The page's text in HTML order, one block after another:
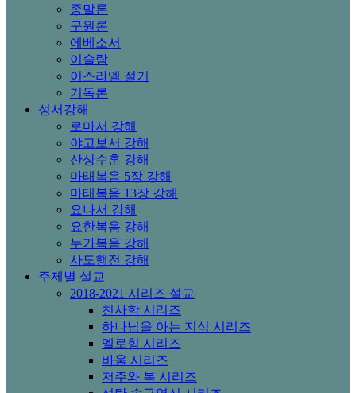
종말론
구원론
에베소서
이슬람
이스라엘 절기
기독론
성서강해
로마서 강해
야고보서 강해
산상수훈 강해
마태복음 5장 강해
마태복음 13장 강해
요나서 강해
요한복음 강해
누가복음 강해
사도행전 강해
주제별 설교
2018-2021 시리즈 설교
천사학 시리즈
하나님을 아는 지식 시리즈
엘로힘 시리즈
바울 시리즈
저주와 복 시리즈